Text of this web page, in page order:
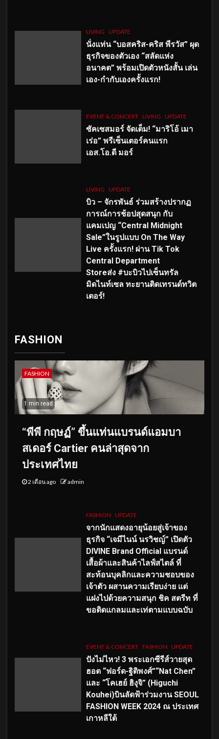
LIVING UPDATE
นั่งแท่น “บอสคริส-คริส พีรวัส” ผุด
ธุรกิจของตัวเอง “สลัดแห่ง
อนาคต” พร้อมเปิดตัวหนังสั้น เล่น
เอง-กำกับเองครั้งแรก!
EVENT & CONCERT LIVING UPDATE
ซัคเซสมอร์ จัดเต็ม! “มาริโอ้ เมา
เร่อ” พรีเซ็นเตอร์คนแรก
เอส.โอ.ดี มอร์
LIVING UPDATE
บิว – จักรพันธ์ ร่วมสร้างปรากฏ
การณ์การช้อปสุดสนุก กับ
แคมเปญ “Central Midnight
Sale”ในรูปแบบ On The Way
Live ครั้งแรก! ผ่าน Tik Tok
Central Department
Storeส่ง #บะบิวไปเซ็นทรัล
มิดไนท์เซล ทะยานติดเทรนด์ทวิต
เตอร์!
FASHION
FASHION
1 min read
“พีพี กฤษฏ์” ขึ้นแท่นแบรนด์แอมบา
สเดอร์ Cartier คนล่าสุดจาก
ประเทศไทย
2 เดือน ago admin
FASHION UPDATE
จากนักแสดงอายุน้อยสู่เจ้าของ
ธุรกิจ “เจมีไนน์ นรวิชญ์” เปิดตัว
DIVINE Brand Official แบรนด์
เสื้อผ้าและสินค้าไลฟ์สไตล์ ที่
สะท้อนบุคลิกและความชอบของ
เจ้าตัว ผสานความเรียบง่าย แต่
แฝงไปด้วยความสนุก ชิค สตรีท ที่
ขอติดแกลมและเท่ตามแบบฉบับ
EVENT & CONCERT FASHION UPDATE
ปังไม่ไหว! 3 พระเอกซีรีส์วายสุด
ฮอต “ฟอร์ด-ฐิติพงศ์”“Nat Chen”
และ “โคเฮย์ ฮิงุจิ” (Higuchi
Kouhei)บินลัดฟ้าร่วมงาน SEOUL
FASHION WEEK 2024 ณ ประเทศ
เกาหลีใต้